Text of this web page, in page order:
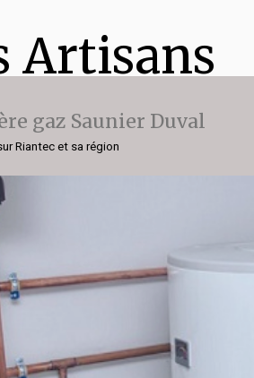
Artisans
gaz Saunier Duval
Riantec et sa région